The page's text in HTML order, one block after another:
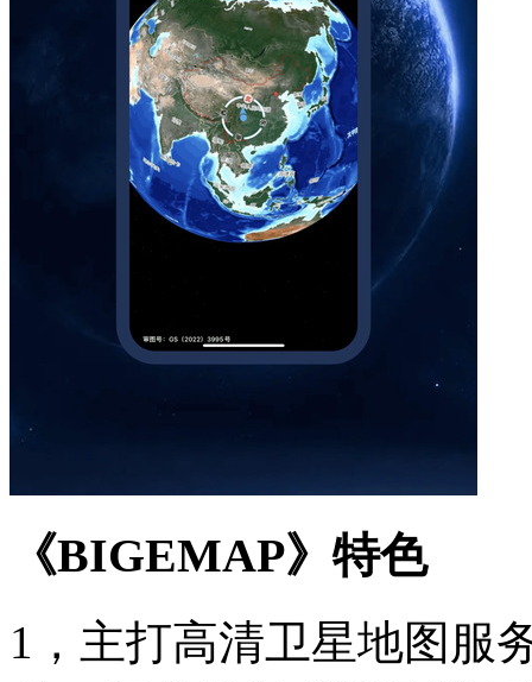
《BIGEMAP》特色
1，主打高清卫星地图服